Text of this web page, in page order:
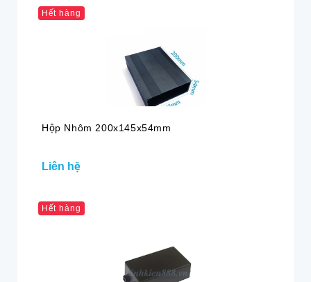
Hết hàng
Hộp Nhôm 200x145x54mm
Liên hệ
Hết hàng